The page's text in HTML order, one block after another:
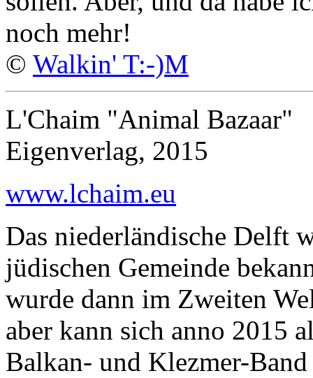
noch mehr!
© Walkin' T:-)M
L'Chaim "Animal Bazaar"
Eigenverlag, 2015
www.lchaim.eu
Das niederländische Delft
jüdischen Gemeinde
wurde dann im Zweiten
aber kann sich anno 2015
Balkan- und Klezmer-